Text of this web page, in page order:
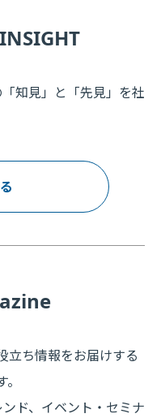
知見」と「先見」を社
立ち情報をお届けする
ド、イベント・セミナ